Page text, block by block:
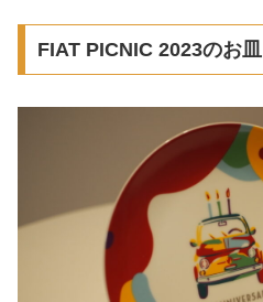
FIAT PICNIC 2023のお皿